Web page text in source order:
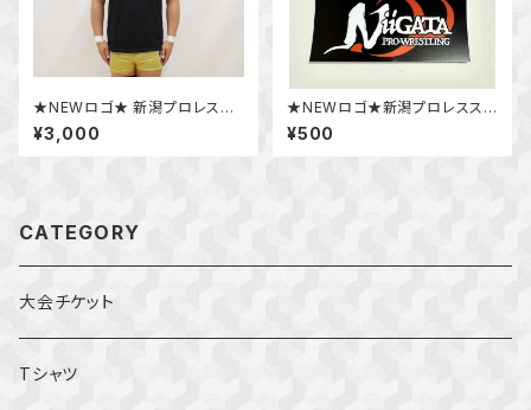
★NEWロゴ★ 新潟プロレスロ
ゴTシャツ
¥3,000
★NEWロゴ★新潟プロレスステ
ッカー
¥500
CATEGORY
大会チケット
Tシャツ